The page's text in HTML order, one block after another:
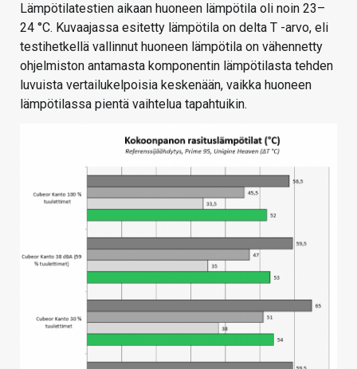
Lämpötilatestien aikaan huoneen lämpötila oli noin 23–
24 °C. Kuvaajassa esitetty lämpötila on delta T -arvo, eli
testihetkellä vallinnut huoneen lämpötila on vähennetty
ohjelmiston antamasta komponentin lämpötilasta tehden
luvuista vertailukelpoisia keskenään, vaikka huoneen
lämpötilassa pientä vaihtelua tapahtuikin.